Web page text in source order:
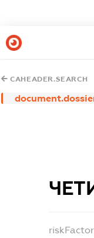
CAHEADER.SEARCH